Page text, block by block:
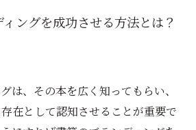
ングを成功させる方法とは？
は、その本を広く知ってもらい、
在として認知させることが重要で